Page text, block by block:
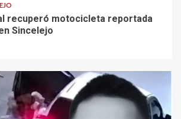
recuperó motocicleta reportada
Sincelejo